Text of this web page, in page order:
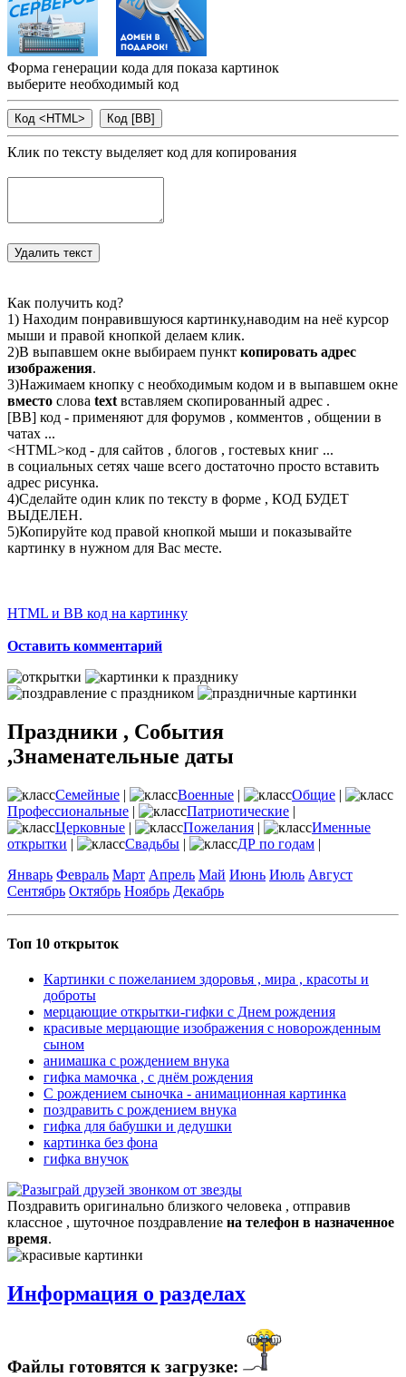
Форма генерации кода для показа картинок
выберите необходимый код
Клик по тексту выделяет код для копирования
Как получить код?
1) Находим понравившуюся картинку,наводим на неё курсор
мыши и правой кнопкой делаем клик.
2)В выпавшем окне выбираем пункт копировать адрес
изображения.
3)Нажимаем кнопку с необходимым кодом и в выпавшем окне
вместо слова textвставляем скопированный адрес .
[BB] код - применяют для форумов , комментов , общении в
чатах ...
<HTML>код - для сайтов , блогов , гостевых книг ...
в социальных сетях чаше всего достаточно просто вставить
адрес рисунка.
4)Сделайте один клик по тексту в форме , КОД БУДЕТ
ВЫДЕЛЕН.
5)Копируйте код правой кнопкой мыши и показывайте
картинку в нужном для Вас месте.
HTML и BB код на картинку
Оставить комментарий
Праздники , События
,Знаменательные даты
Семейные | Военные | Общие |
Профессиональные | Патриотические |
Церковные | Пожелания |
Именные
открытки | Свадьбы | ДР по годам |
Январь Февраль Март Апрель Май Июнь Июль Август
Сентябрь Октябрь Ноябрь Декабрь
Топ 10 открыток
Картинки с пожеланием здоровья , мира , красоты и
доброты
мерцающие открытки-гифки с Днем рождения
красивые мерцающие изображения с новорожденным
сыном
анимашка с рождением внука
гифка мамочка , с днём рождения
С рождением сыночка - анимационная картинка
поздравить с рождением внука
гифка для бабушки и дедушки
картинка без фона
гифка внучок
Поздравить оригинально близкого человека , отправив
классное , шуточное поздравление на телефон в назначенное
время.
Информация о разделах
Файлы готовятся к загрузке: